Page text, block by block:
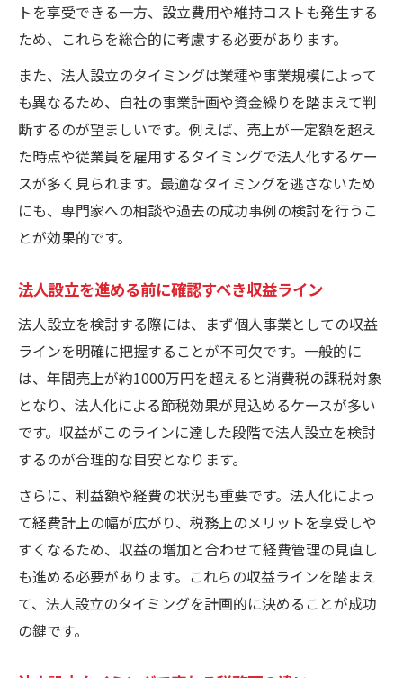
トを享受できる一方、設立費用や維持コストも発生する
ため、これらを総合的に考慮する必要があります。
また、法人設立のタイミングは業種や事業規模によって
も異なるため、自社の事業計画や資金繰りを踏まえて判
断するのが望ましいです。例えば、売上が一定額を超え
た時点や従業員を雇用するタイミングで法人化するケー
スが多く見られます。最適なタイミングを逃さないため
にも、専門家への相談や過去の成功事例の検討を行うこ
とが効果的です。
法人設立を進める前に確認すべき収益ライン
法人設立を検討する際には、まず個人事業としての収益
ラインを明確に把握することが不可欠です。一般的に
は、年間売上が約1000万円を超えると消費税の課税対象
となり、法人化による節税効果が見込めるケースが多い
です。収益がこのラインに達した段階で法人設立を検討
するのが合理的な目安となります。
さらに、利益額や経費の状況も重要です。法人化によっ
て経費計上の幅が広がり、税務上のメリットを享受しや
すくなるため、収益の増加と合わせて経費管理の見直し
も進める必要があります。これらの収益ラインを踏まえ
て、法人設立のタイミングを計画的に決めることが成功
の鍵です。